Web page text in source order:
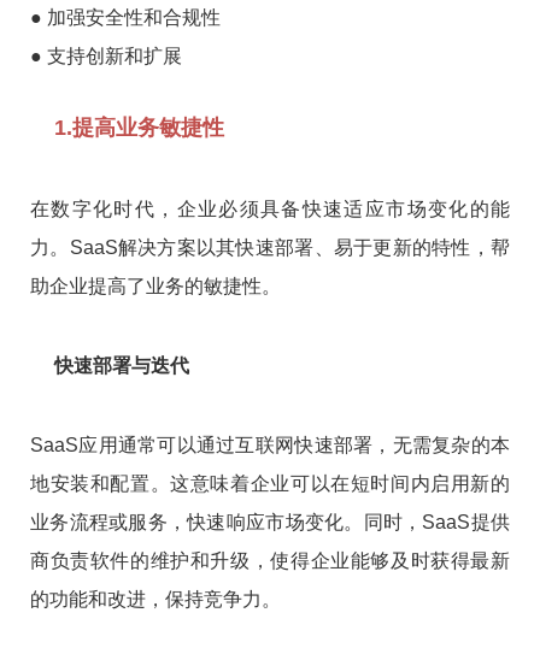
● 加强安全性和合规性
● 支持创新和扩展
1.提高业务敏捷性
在数字化时代，企业必须具备快速适应市场变化的能
力。SaaS解决方案以其快速部署、易于更新的特性，帮
助企业提高了业务的敏捷性。
快速部署与迭代
SaaS应用通常可以通过互联网快速部署，无需复杂的本
地安装和配置。这意味着企业可以在短时间内启用新的
业务流程或服务，快速响应市场变化。同时，SaaS提供
商负责软件的维护和升级，使得企业能够及时获得最新
的功能和改进，保持竞争力。